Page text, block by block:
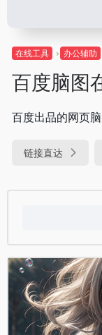
在线工具 办公辅助
百度脑图
百度出品的网页
链接直达